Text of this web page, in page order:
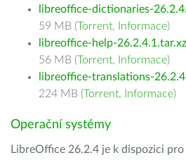
libreoffice-dictionaries-
59 MB (Torrent, Informace)
libreoffice-help-26.2.4.1.tar.xz
56 MB (Torrent, Informace)
libreoffice-translations-
224 MB (Torrent, Informace)
Operační systémy
LibreOffice 26.2.4 je k dispozici